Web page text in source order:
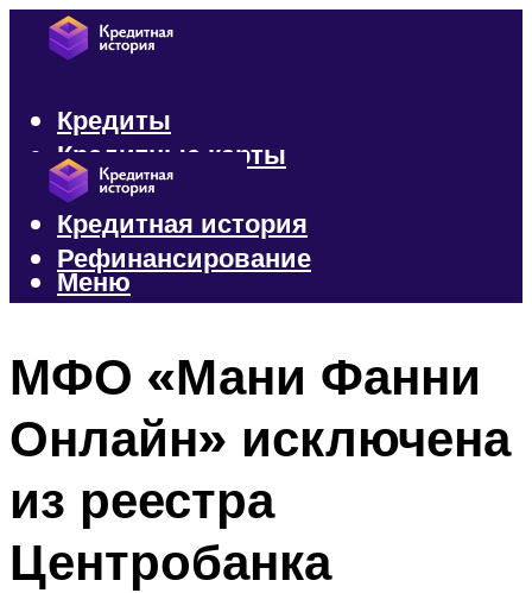
Кредиты
Кредитные карты
Микрозаймы
Кредитная история
Рефинансирование
Меню
МФО «Мани Фанни
Онлайн» исключена
из реестра
Центробанка